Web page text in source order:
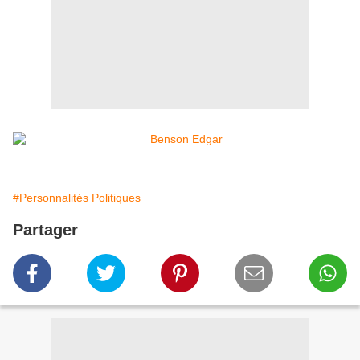
#Personnalités Politiques
Partager